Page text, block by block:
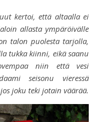
kertoi, että altaalla ei
allasta ympäröivälle
talon puolesta tarjolla,
tukka kiinni, eikä saanu
niin että vesi
seisonu vieressä
joku teki jotain väärää.